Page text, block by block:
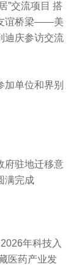
”交流项目 搭
谊桥梁——美
迪庆参访交流
加单位和界别
府驻地迁移意
满完成
年科技入
医药产业发